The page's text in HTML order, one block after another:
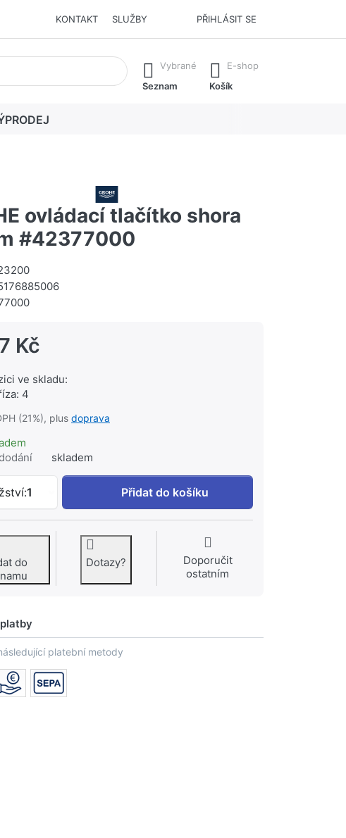
KONTAKT SLUŽBY PŘIHLÁSIT SE
Stisknutím klávesy Enter vyvoláte všechny výsledky.
Vybrané
Seznam
E-shop
Košík
ovládací tlačítko shora
#42377000
Kč
ve skladu:
4
(21%), plus doprava
skladem
1
GROHE ovládací tlačítko shora Chrom #42377000 k 1
Přidat do košíku
do
Dotazy?
Doporučit
ostatním
platební metody